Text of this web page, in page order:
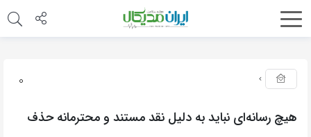
0
هیچ رسانه‌ای نباید به دلیل نقد مستند و محترمانه حذف